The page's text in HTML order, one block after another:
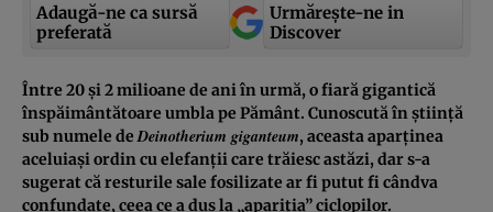
Adaugă-ne ca sursă
preferată
Urmărește-ne in
Discover
Între 20 și 2 milioane de ani în urmă, o fiară gigantică
înspăimântătoare umbla pe Pământ. Cunoscută în știință
sub numele deDeinotherium giganteum, aceasta aparținea
aceluiași ordin cu elefanții care trăiesc astăzi, dar s-a
sugerat că resturile sale fosilizate ar fi putut fi cândva
confundate, ceea ce a dus la „apariția” ciclopilor.